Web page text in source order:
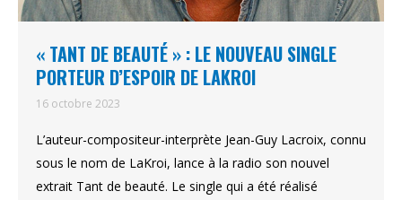
« TANT DE BEAUTÉ » : LE NOUVEAU SINGLE
PORTEUR D’ESPOIR DE LAKROI
16 octobre 2023
L’auteur-compositeur-interprète Jean-Guy Lacroix, connu
sous le nom de LaKroi, lance à la radio son nouvel
extrait Tant de beauté. Le single qui a été réalisé